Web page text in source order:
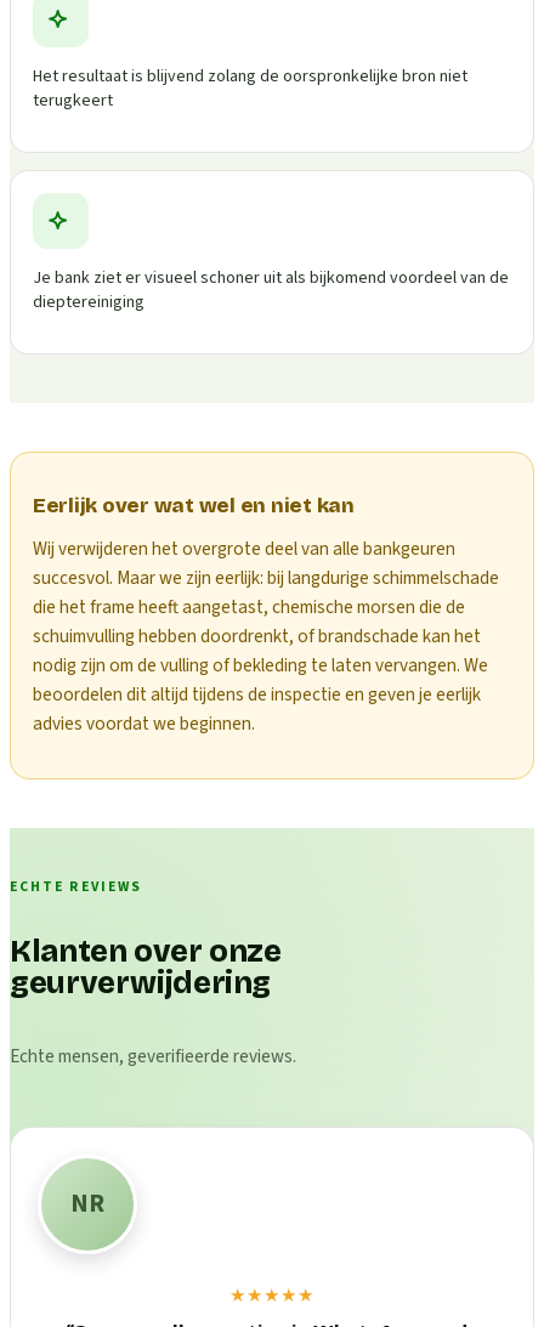
Het resultaat is blijvend zolang de oorspronkelijke bron niet
terugkeert
Je bank ziet er visueel schoner uit als bijkomend voordeel van de
dieptereiniging
Eerlijk over wat wel en niet kan
Wij verwijderen het overgrote deel van alle bankgeuren
succesvol. Maar we zijn eerlijk: bij langdurige schimmelschade
die het frame heeft aangetast, chemische morsen die de
schuimvulling hebben doordrenkt, of brandschade kan het
nodig zijn om de vulling of bekleding te laten vervangen. We
beoordelen dit altijd tijdens de inspectie en geven je eerlijk
advies voordat we beginnen.
ECHTE REVIEWS
Klanten over onze
geurverwijdering
Echte mensen, geverifieerde reviews.
NR
★★★★★